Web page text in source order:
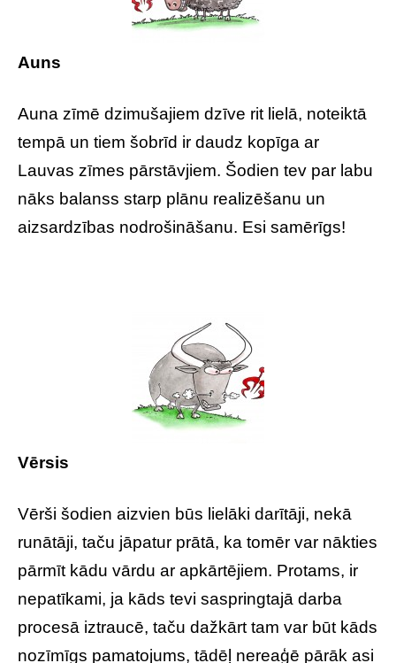
Auns
Auna zīmē dzimušajiem dzīve rit lielā, noteiktā
tempā un tiem šobrīd ir daudz kopīga ar
Lauvas zīmes pārstāvjiem. Šodien tev par labu
nāks balanss starp plānu realizēšanu un
aizsardzības nodrošināšanu. Esi samērīgs!
Vērsis
Vērši šodien aizvien būs lielāki darītāji, nekā
runātāji, taču jāpatur prātā, ka tomēr var nākties
pārmīt kādu vārdu ar apkārtējiem. Protams, ir
nepatīkami, ja kāds tevi saspringtajā darba
procesā iztraucē, taču dažkārt tam var būt kāds
nozīmīgs pamatojums, tādēļ nereaģē pārāk asi